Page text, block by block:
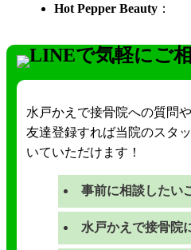
Hot Pepper Beauty ：
水戸かえで接骨院への質問
友達登録すれば当院のスタ
いていただけます！
事前に相談したい
水戸かえで接骨院